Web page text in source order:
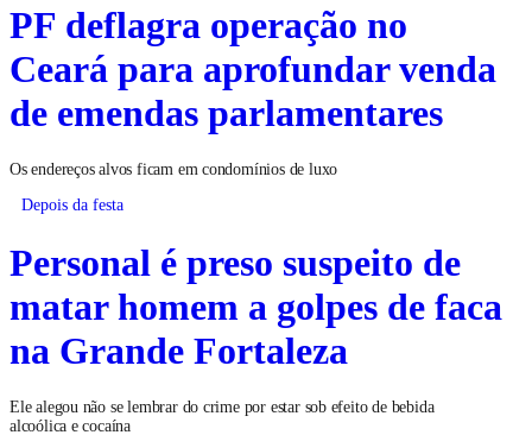
PF deflagra operação no
Ceará para aprofundar venda
de emendas parlamentares
Os endereços alvos ficam em condomínios de luxo
Depois da festa
Personal é preso suspeito de
matar homem a golpes de faca
na Grande Fortaleza
Ele alegou não se lembrar do crime por estar sob efeito de bebida
alcoólica e cocaína